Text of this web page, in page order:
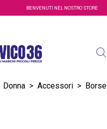
principale
BENVENUTI NEL NOSTRO STORE
Donna > Accessori > Borse